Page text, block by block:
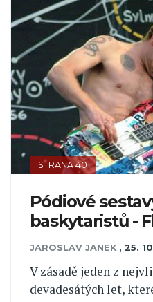
STRANA 40
Pódiové
baskytaristů -
JAROSLAV JANEK , 25.
V zásadě jeden z
devadesátých let,